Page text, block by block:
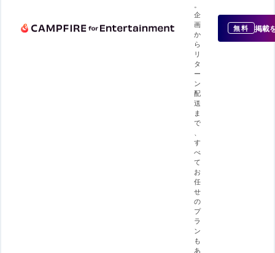
企
画
か
ら
リ
タ
ー
ン
配
送
ま
で
す
べ
て
お
任
せ
の
プ
ラ
ン
も
あ
無料 掲載